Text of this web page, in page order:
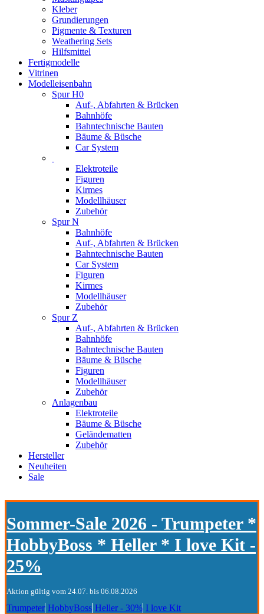
Kleber
Grundierungen
Pigmente & Texturen
Weathering Sets
Hilfsmittel
Fertigmodelle
Vitrinen
Modelleisenbahn
Spur H0
Auf-, Abfahrten & Brücken
Bahnhöfe
Bahntechnische Bauten
Bäume & Büsche
Car System
Elektroteile
Figuren
Kirmes
Modellhäuser
Zubehör
Spur N
Bahnhöfe
Auf-, Abfahrten & Brücken
Bahntechnische Bauten
Car System
Figuren
Kirmes
Modellhäuser
Zubehör
Spur Z
Auf-, Abfahrten & Brücken
Bahnhöfe
Bahntechnische Bauten
Bäume & Büsche
Figuren
Modellhäuser
Zubehör
Anlagenbau
Elektroteile
Bäume & Büsche
Geländematten
Zubehör
Hersteller
Neuheiten
Sale
Sommer-Sale 2026 - Trumpeter *
HobbyBoss * Heller * I love Kit -
25%
Aktion gültig vom 24.07. bis 06.08.2026
Trumpeter HobbyBoss Heller - 30% I love Kit